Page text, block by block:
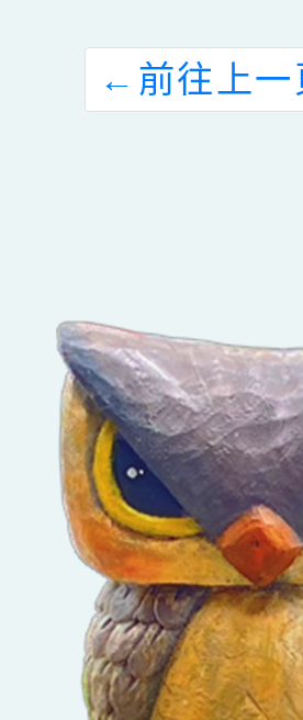
心」搜網競賽
動辦法1份(如
← 前往上一